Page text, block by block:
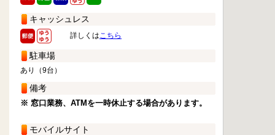
キャッシュレス
詳しくはこちら
駐車場
あり（9台）
備考
※ 窓口業務、ATMを一時休止する場合があります。
モバイルサイト